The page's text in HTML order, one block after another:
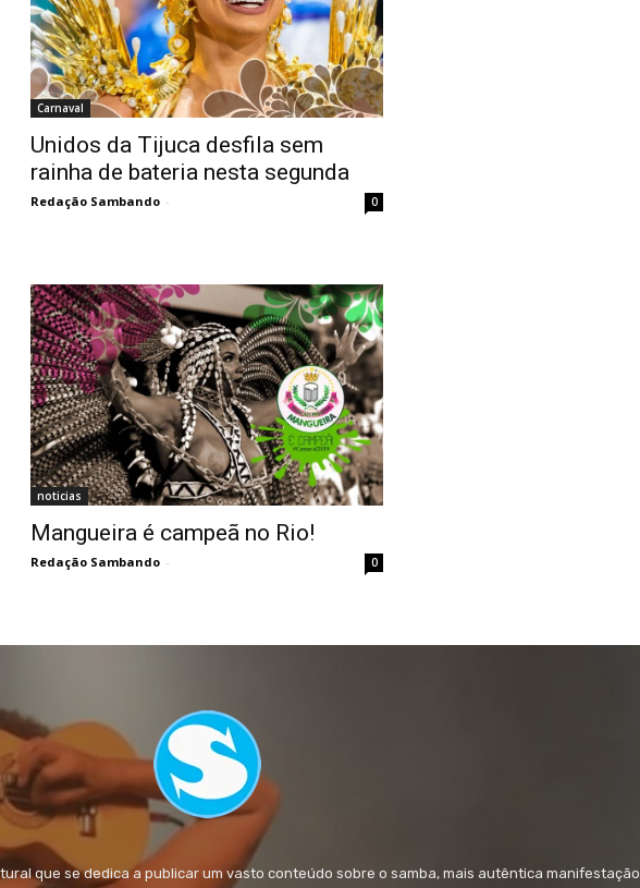
Carnaval
Unidos da Tijuca desfila sem
rainha de bateria nesta segunda
Redação Sambando - 0
noticias
Mangueira é campeã no Rio!
Redação Sambando - 0
que se dedica a publicar um vasto conteúdo sobre o samba, mais autêntica manifestação